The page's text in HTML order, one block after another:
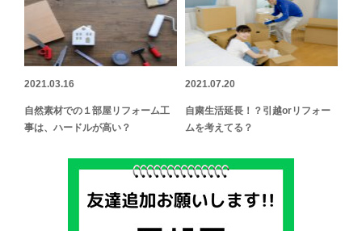
2021.03.16
自然素材での１部屋リフォーム工
事は、ハードルが高い？
2021.07.20
自粛生活延長！？引越orリフォー
ムを考えてる？